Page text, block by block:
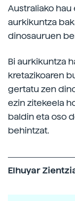
Australiako
aurkikuntza
dinosauruen
Bi aurkikuntza
kretazikoaren
gertatu zen
ezin zitekeela
baldin eta oso
behintzat.
Elhuyar